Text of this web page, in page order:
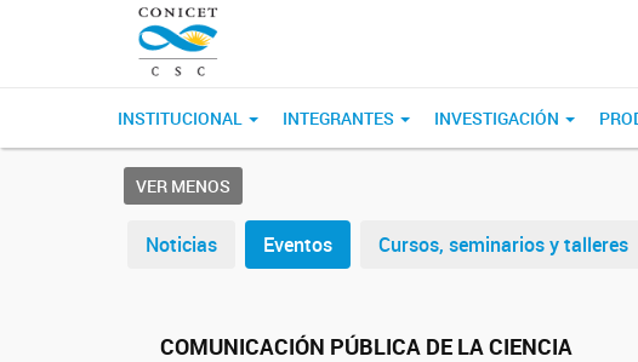
INSTITUCIONAL INTEGRANTES INVESTIGACIÓN
VER MENOS
Noticias Eventos Cursos, seminarios y talleres
COMUNICACIÓN PÚBLICA DE LA CIENCIA